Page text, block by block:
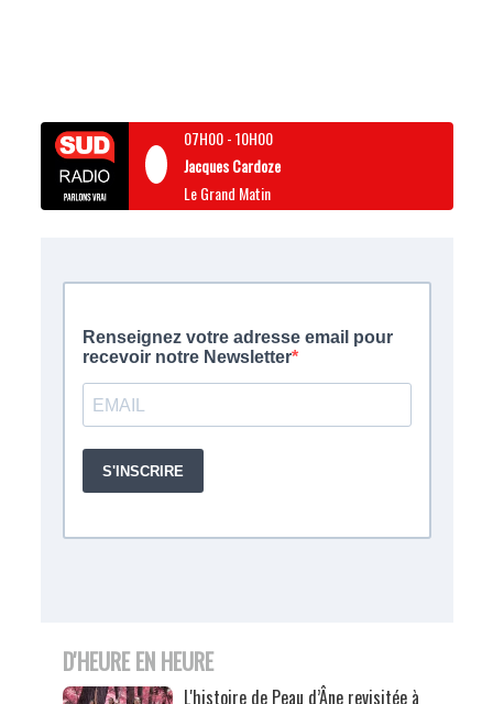
07H00-10H00
Jacques Cardoze
Le Grand Matin
D'HEURE EN HEURE
L'histoire de Peau d’Âne revisitée à